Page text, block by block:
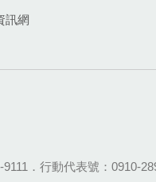
訊網
9111．行動代表號：0910-